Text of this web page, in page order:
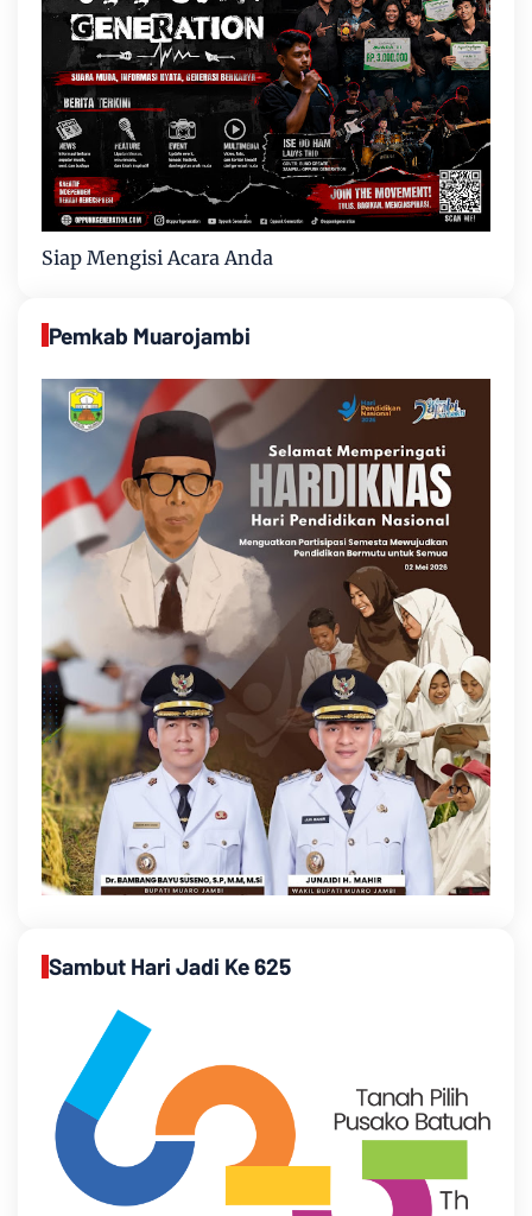
Siap Mengisi Acara Anda
Pemkab Muarojambi
Sambut Hari Jadi Ke 625